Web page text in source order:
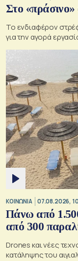
Στο «πράσινο»
Το ενδιαφέρον
για την αγορά
ΚΟΙΝΩΝΙΑ 07.08.2026,
Πάνω από 1.500
από 300
Drones και νέες
κατάληψης του